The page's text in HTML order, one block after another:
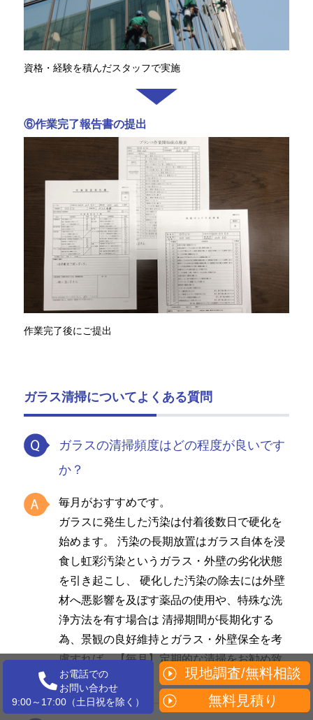
資格・経験を積んだスタッフで実施
⑥作業完了報告書の提出
作業完了後にご提出
ガラス清掃についてよくある質問
ガラスの清掃頻度はどの程度が良いです
か？
毎月がおすすめです。
ガラスに発生した汚染は付着後数日で硬化を
始めます。 汚染の長期放置はガラス自体を浸
食し虹彩汚染というガラス・外壁の劣化状態
を引き起こし、 硬化した汚染の除去には外壁
材へ悪影響を及ぼす薬品の使用や、特殊な洗
浄方法を有す場合は 清掃期間が長期化する
為、景観の良好維持とガラス・外壁保全を考
慮すれば、【毎月】定期的な清掃をお勧め致
します。
お電話での
お問い合わせ
9:00～17:00（土日祝を除く）
現地調査/無料相談
無料見積り